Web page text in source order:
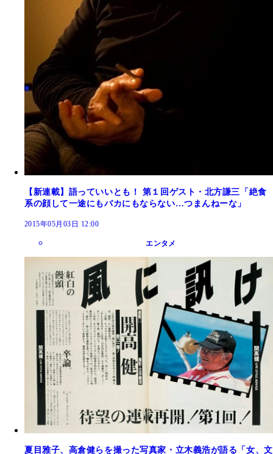
【新連載】語っていいとも！ 第１回ゲスト・北方謙三「絶食
系の顔して一途にもバカにもならない…つまんねーな」
2015年05月03日 12:00
エンタメ
夏目雅子、高倉健らを撮った写真家・立木義浩が語る「女、文